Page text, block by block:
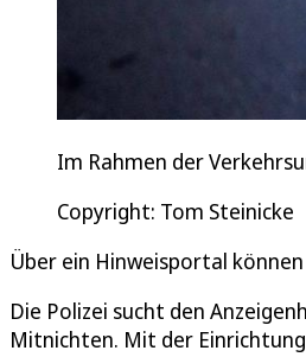
Im Rahmen der
Copyright: Tom Steinicke
Über ein Hinweisportal
Die Polizei sucht den
Mitnichten. Mit der